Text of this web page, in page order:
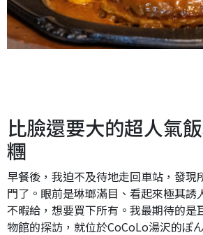
比臉還要大的超人氣
糰
早餐後，我迫不及待地走回車站，發現
門了。眼前是琳瑯滿目、看起來極其誘
不暇給，想要買下所有。我最期待的是
物館的探訪，就位於CoCoLo湯沢的ぽ